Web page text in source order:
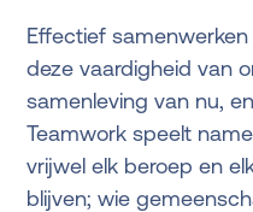
Effectief samenwerken
deze vaardigheid van
samenleving van nu,
Teamwork speelt
vrijwel elk beroep en
blijven; wie